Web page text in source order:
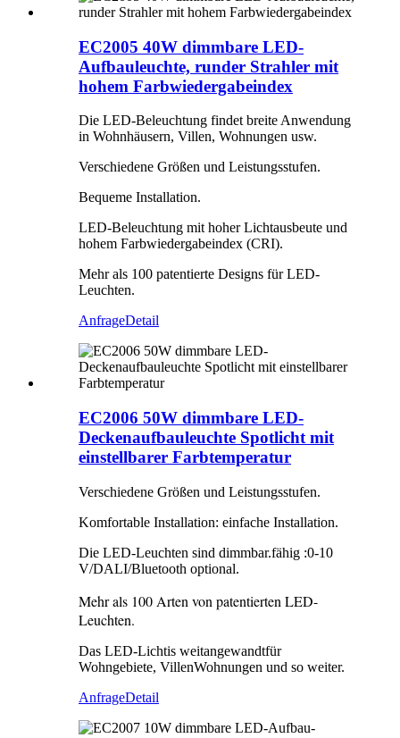
EC2005 40W dimmbare LED-
Aufbauleuchte, runder Strahler mit
hohem Farbwiedergabeindex
Die LED-Beleuchtung findet breite Anwendung
in Wohnhäusern, Villen, Wohnungen usw.
Verschiedene Größen und Leistungsstufen.
Bequeme Installation.
LED-Beleuchtung mit hoher Lichtausbeute und
hohem Farbwiedergabeindex (CRI).
Mehr als 100 patentierte Designs für LED-
Leuchten.
AnfrageDetail
EC2006 50W dimmbare LED-
Deckenaufbauleuchte Spotlicht mit
einstellbarer Farbtemperatur
Verschiedene Größen und Leistungsstufen.
Komfortable Installation: einfache Installation.
Die LED-Leuchten sind dimmbar.fähig :0-10
V/DALI/Bluetooth optional.
Mehr als 100 Arten von patentierten LED-
Leuchten.
Das LED-Lichtis weitangewandtfür
Wohngebiete, VillenWohnungen und so weiter.
AnfrageDetail